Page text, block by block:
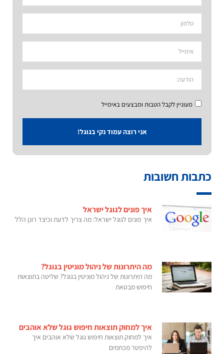
מעוניין לקבל הטבות ומבצעים באימייל
אני רוצה עמוד נקי בגוגל!
כתבות חשובות
איך פונים לגוגל ישראל
איך פונים לגוגל ישראל: מה צריך לדעת וכיצד רונן הלל
מה היתרונות של ניהול מוניטין בגוגל?
מה היתרונות של ניהול מוניטין בגוגל? שליטה בתוצאות
חיפוש מבטאת
איך למחוק תוצאות חיפוש גוגל שלא אוהבים
איך למחוק תוצאות חיפוש גוגל שלא אוהבים איך
להיפטר מכתמים